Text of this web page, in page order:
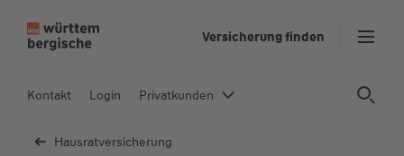
In
Versicherung finden
Kontakt Login Privatkunden
Hausrat­versicherung
Gefahrenquelle Beispiel